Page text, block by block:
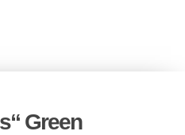
Green